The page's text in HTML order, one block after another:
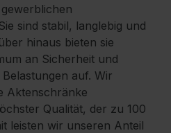
sind stabil, langlebig und
hinaus bieten sie
an Sicherheit und
auf. Wir
Aktenschränke
Qualität, der zu 100
leisten wir unseren Anteil